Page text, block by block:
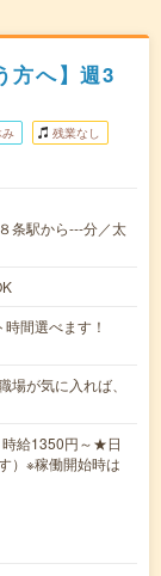
方へ】週3
残業なし
条駅から---分／太
間選べます！
が気に入れば、
給1350円～★日
）※稼働開始時は